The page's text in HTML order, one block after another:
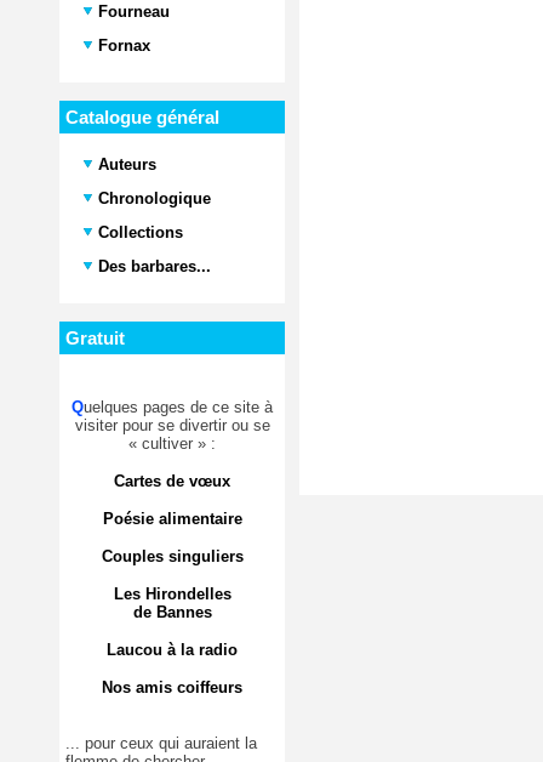
Fourneau
Fornax
Catalogue général
Auteurs
Chronologique
Collections
Des barbares...
Gratuit
Quelques pages de ce site à
visiter pour se divertir ou se
« cultiver » :
Cartes de vœux
Poésie alimentaire
Couples singuliers
Les Hirondelles
de Bannes
Laucou à la radio
Nos amis coiffeurs
... pour ceux qui auraient la